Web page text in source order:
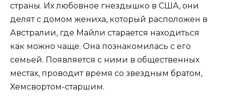
страны. Их любовное гнездышко в США, они
делят с домом жениха, который расположен в
Австралии, где Майли старается находиться
как можно чаще. Она познакомилась с его
семьей. Появляется с ними в общественных
местах, проводит время со звездным братом,
Хемсвортом-старшим.